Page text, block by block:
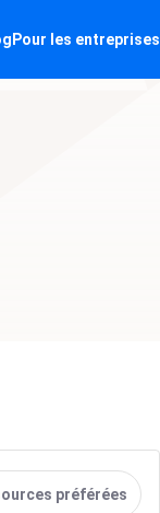
Pour les entreprises
préférées